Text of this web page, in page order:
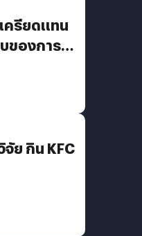
ครียดแทน
ของการ
ย กิน KFC